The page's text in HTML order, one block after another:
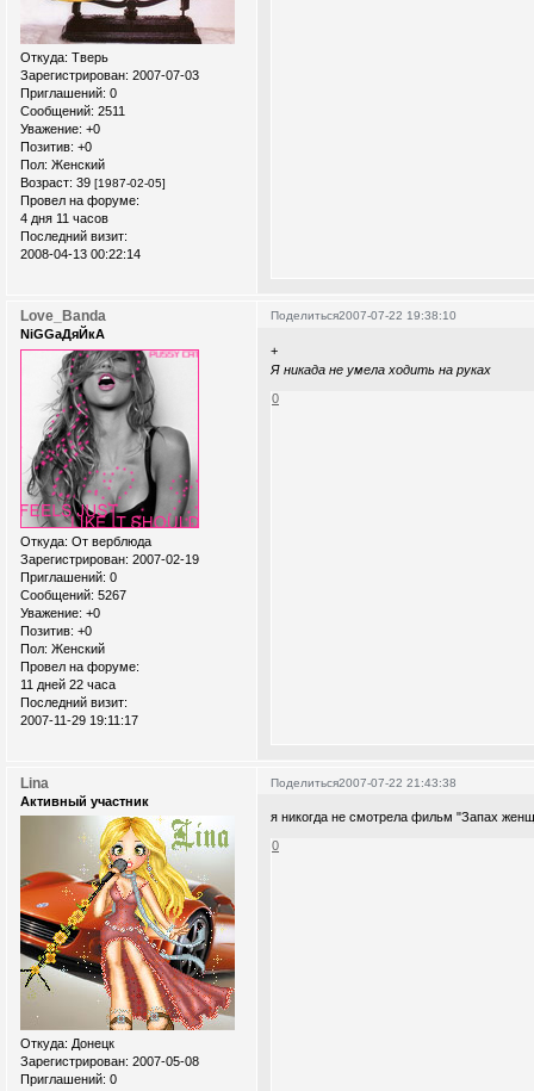
Откуда: Тверь
Зарегистрирован: 2007-07-03
Приглашений: 0
Сообщений: 2511
Уважение: +0
Позитив: +0
Пол: Женский
Возраст: 39 [1987-02-05]
Провел на форуме:
4 дня 11 часов
Последний визит:
2008-04-13 00:22:14
Поделиться2007-07-22 19:38:10
Love_Banda
NiGGaДяЙкА
Откуда: От верблюда
Зарегистрирован: 2007-02-19
Приглашений: 0
Сообщений: 5267
Уважение: +0
Позитив: +0
Пол: Женский
Провел на форуме:
11 дней 22 часа
Последний визит:
2007-11-29 19:11:17
+
Я никада не умела ходить на руках
0
Поделиться2007-07-22 21:43:38
Lina
Активный участник
Откуда: Донецк
Зарегистрирован: 2007-05-08
Приглашений: 0
я никогда не смотрела фильм "Запах
0